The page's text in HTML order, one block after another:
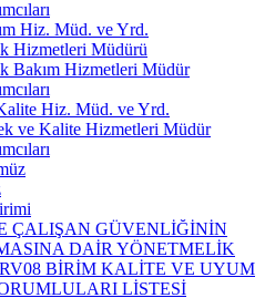
Hiz. Müd. ve Yrd.
Hizmetleri Müdürü
Bakım Hizmetleri Müdür
Hiz. Müd. ve Yrd.
ve Kalite Hizmetleri Müdür
ÇALIŞAN GÜVENLİĞİNİN
DAİR YÖNETMELİK
BİRİM KALİTE VE UYUM
LİSTESİ